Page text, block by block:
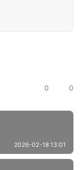
0 0
2026-02-18 13:01